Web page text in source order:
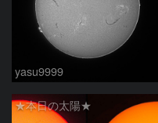
yasu9999
★本日の太陽★